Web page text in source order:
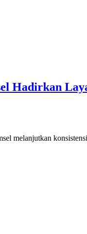
Hadirkan
melanjutkan